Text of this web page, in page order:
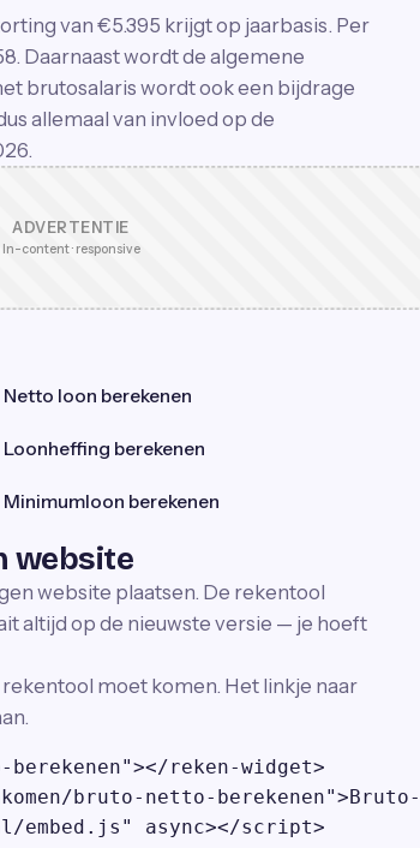
van €5.395 krijgt op jaarbasis. Per
Daarnaast wordt de algemene
brutosalaris wordt ook een bijdrage
allemaal van invloed op de
ADVERTENTIE
In-content · responsive
Netto loon berekenen
Loonheffing berekenen
Minimumloon berekenen
website
website plaatsen. De rekentool
altijd op de nieuwste versie — je hoeft
moet komen. Het linkje naar
reken-widget>
bruto-netto-
embed.js" async></script>